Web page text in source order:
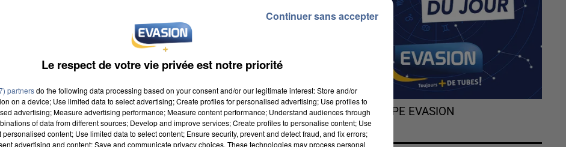
L'HOROSCOPE EVASION
Le respect de votre vie privée est notre priorité
partnersdo the following data processing based on your consent and/or our legitimate interest: Store and/or
on a device; Use limited data to select advertising; Create profiles for personalised advertising; Use profiles to
advertising; Measure advertising performance; Measure content performance; Understand audiences through
of data from different sources; Develop and improve services; Create profiles to personalise content; Use
personalised content; Use limited data to select content; Ensure security, prevent and detect fraud, and fix errors;
advertising and content; Save and communicate privacy choices. These technologies may process personal
Continuer sans accepter